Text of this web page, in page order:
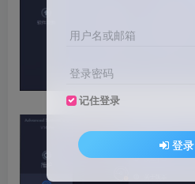
用户名或邮箱
登录密码
记住登录
登录